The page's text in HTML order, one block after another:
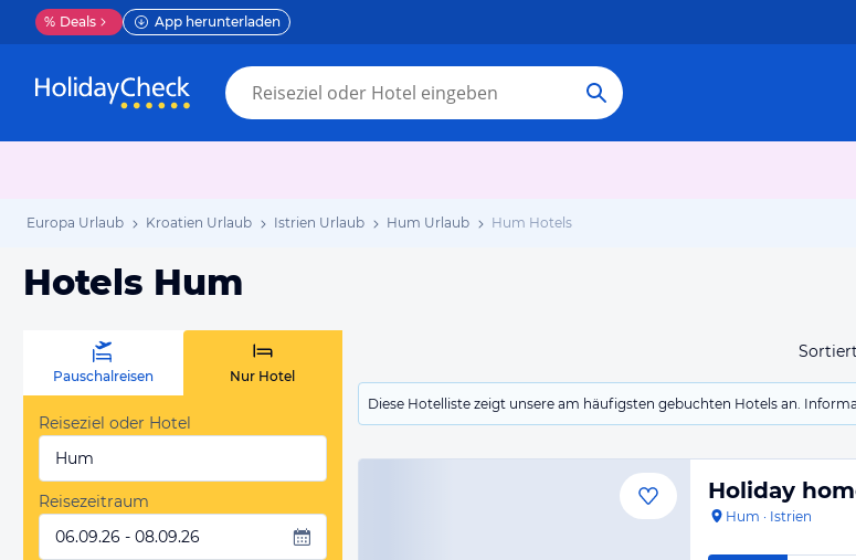
% Deals App herunterladen
Europa Urlaub Kroatien Urlaub Istrien Urlaub Hum Urlaub Hum Hotels
Hotels Hum
Diese Hotelliste zeigt unsere am häufigsten gebuchten Hotels an.
Pauschalreisen Nur Hotel
Reiseziel oder Hotel
Hum
Reisezeitraum
06.09.26 - 08.09.26
Holiday
Hum · Istrien